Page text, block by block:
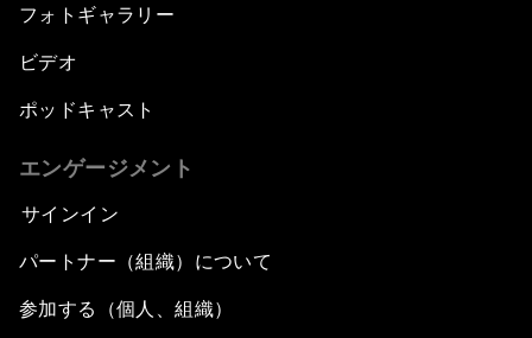
フォトギャラリー
ビデオ
ポッドキャスト
エンゲージメント
サインイン
パートナー（組織）について
参加する（個人、組織）